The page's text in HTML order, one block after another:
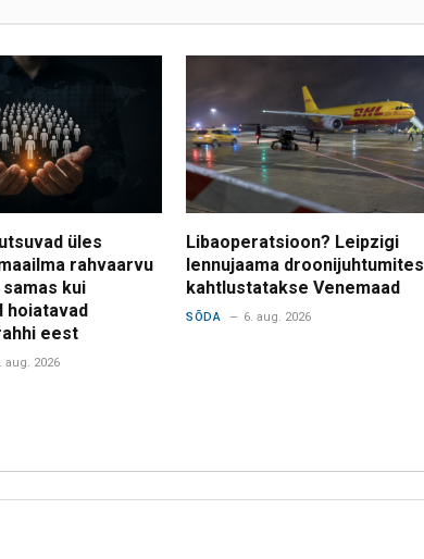
üles
rahvaarvu
kui
hoiatavad
eest
aug. 2026
Libaoperatsioon? Leipzigi
lennujaama droonijuhtumites
kahtlustatakse Venemaad
SÕDA 6. aug. 2026